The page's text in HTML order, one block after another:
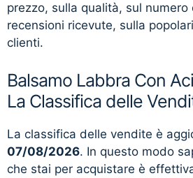
prezzo, sulla qualità, sul
recensioni ricevute, sulla
clienti.
Balsamo Labbra Con
La Classifica delle
La classifica delle vendite è
07/08/2026. In questo modo
che stai per acquistare è